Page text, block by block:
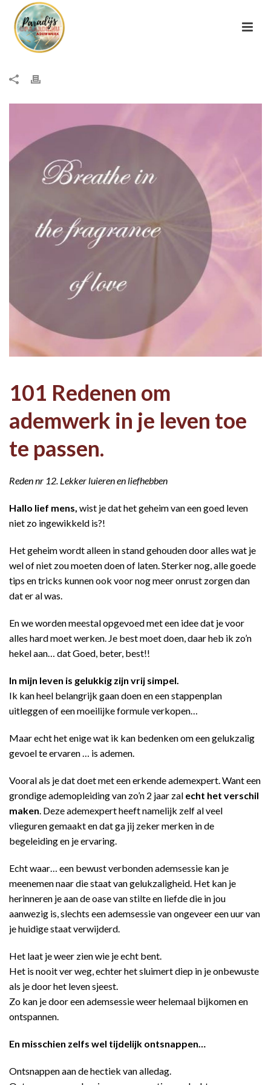
101 Redenen om
ademwerk in je leven toe
te passen.
Reden nr 12. Lekker luieren en liefhebben
Hallo lief mens, wist je dat het geheim van een goed leven
niet zo ingewikkeld is?!
Het geheim wordt alleen in stand gehouden door alles wat je
wel of niet zou moeten doen of laten. Sterker nog, alle goede
tips en tricks kunnen ook voor nog meer onrust zorgen dan
dat er al was.
En we worden meestal opgevoed met een idee dat je voor
alles hard moet werken. Je best moet doen, daar heb ik zo’n
hekel aan… dat Goed, beter, best!!
In mijn leven is gelukkig zijn vrij simpel.
Ik kan heel belangrijk gaan doen en een stappenplan
uitleggen of een moeilijke formule verkopen…
Maar echt het enige wat ik kan bedenken om een gelukzalig
gevoel te ervaren … is ademen.
Vooral als je dat doet met een erkende ademexpert. Want een
grondige ademopleiding van zo’n 2 jaar zal echt het verschil
maken. Deze ademexpert heeft namelijk zelf al veel
vlieguren gemaakt en dat ga jij zeker merken in de
begeleiding en je ervaring.
Echt waar… een bewust verbonden ademsessie kan je
meenemen naar die staat van gelukzaligheid. Het kan je
herinneren je aan de oase van stilte en liefde die in jou
aanwezig is, slechts een ademsessie van ongeveer een uur van
je huidige staat verwijderd.
Het laat je weer zien wie je echt bent.
Het is nooit ver weg, echter het sluimert diep in je onbewuste
als je door het leven sjeest.
Zo kan je door een ademsessie weer helemaal bijkomen en
ontspannen.
En misschien zelfs wel tijdelijk ontsnappen…
Ontsnappen aan de hectiek van alledag.